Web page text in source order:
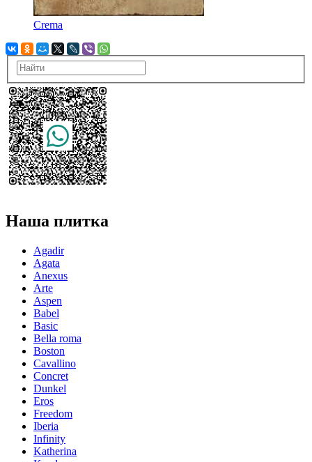
Crema
Наша плитка
Agadir
Agata
Anexus
Arte
Aspen
Babel
Basic
Bella roma
Boston
Cavallino
Concret
Dunkel
Eros
Freedom
Iberia
Infinity
Katherina